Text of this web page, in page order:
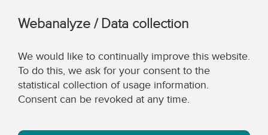
Webanalyze / Data collection
We would like to continually improve this website.
To do this, we ask for your consent to the
statistical collection of usage information.
Consent can be revoked at any time.